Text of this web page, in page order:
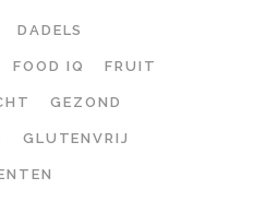
DADELS
FOOD IQ FRUIT
GEZOND
GLUTENVRIJ